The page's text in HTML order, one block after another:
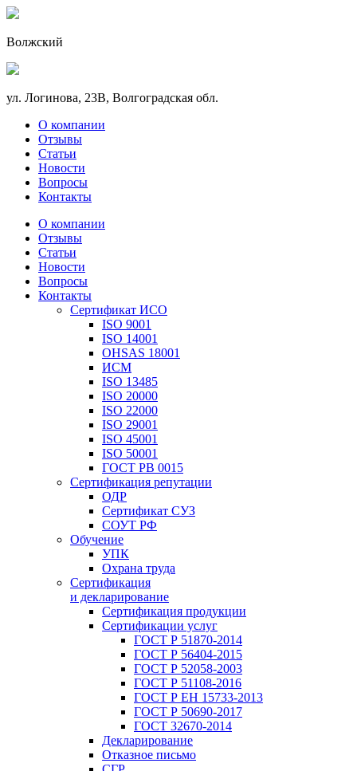
Волжский
ул. Логинова, 23В, Волгоградская обл.
О компании
Отзывы
Статьи
Новости
Вопросы
Контакты
О компании
Отзывы
Статьи
Новости
Вопросы
Контакты
Сертификат ИСО
ISO 9001
ISO 14001
OHSAS 18001
ИСМ
ISO 13485
ISO 20000
ISO 22000
ISO 29001
ISO 45001
ISO 50001
ГОСТ РВ 0015
Сертификация репутации
ОДР
Сертификат СУЗ
СОУТ РФ
Обучение
УПК
Охрана труда
Сертификация
и декларирование
Сертификация продукции
Сертификации услуг
ГОСТ Р 51870-2014
ГОСТ Р 56404-2015
ГОСТ Р 52058-2003
ГОСТ Р 51108-2016
ГОСТ Р ЕН 15733-2013
ГОСТ Р 50690-2017
ГОСТ 32670-2014
Декларирование
Отказное письмо